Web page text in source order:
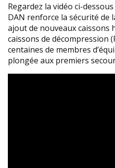
Regardez la vidéo ci-
DAN renforce la sécurité de
ajout de nouveaux caissons
caissons de décompression
centaines de membres
plongée aux premiers